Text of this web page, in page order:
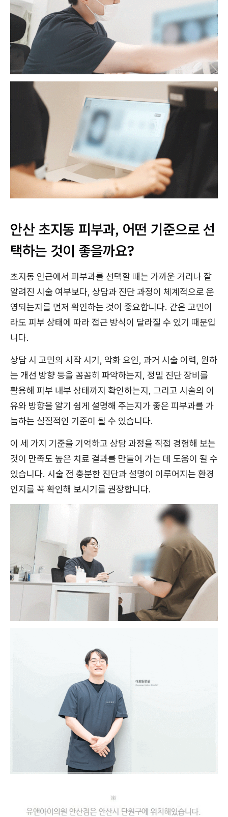
안산 초지동 피부과, 어떤 기준으로 선
택하는 것이 좋을까요?
초지동 인근에서 피부과를 선택할 때는 가까운 거리나 잘
알려진 시술 여부보다, 상담과 진단 과정이 체계적으로 운
영되는지를 먼저 확인하는 것이 중요합니다. 같은 고민이
라도 피부 상태에 따라 접근 방식이 달라질 수 있기 때문입
니다.
상담 시 고민의 시작 시기, 악화 요인, 과거 시술 이력, 원하
는 개선 방향 등을 꼼꼼히 파악하는지, 정밀 진단 장비를
활용해 피부 내부 상태까지 확인하는지, 그리고 시술의 이
유와 방향을 알기 쉽게 설명해 주는지가 좋은 피부과를 가
늠하는 실질적인 기준이 될 수 있습니다.
이 세 가지 기준을 기억하고 상담 과정을 직접 경험해 보는
것이 만족도 높은 치료 결과를 만들어 가는 데 도움이 될 수
있습니다. 시술 전 충분한 진단과 설명이 이루어지는 환경
인지를 꼭 확인해 보시기를 권장합니다.